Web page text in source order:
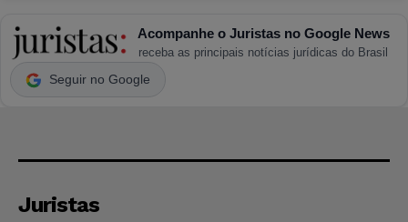
Acompanhe o Juristas no Google News
receba as principais notícias jurídicas do Brasil
Seguir no Google
Juristas